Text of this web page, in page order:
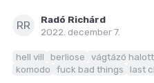
KULT
RR
Radó Richárd
2022. december 7.
hell vill berliose vágtázó
komodo
fuck bad things last